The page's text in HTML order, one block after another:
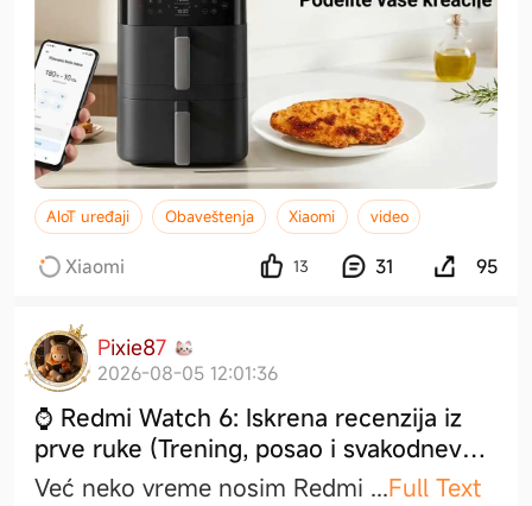
AIoT uređaji Obaveštenja Xiaomi video
Xiaomi 13 31 95
Pixie87
2026-08-05 12:01:36
⌚ Redmi Watch 6: Iskrena recenzija iz
prve ruke (Trening, posao i svakodnevno
iskustvo)
Već neko vreme nosim Redmi ...Full Text